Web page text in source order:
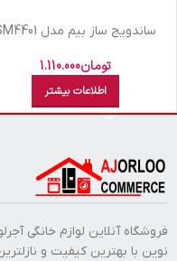
ساندويج ساز بيم مدل SM4401
تومان1.110.000
اطلاعات بیشتر
فروشگاه آنلاین لوازم خانگی
نوین با بهترین کیفیت و